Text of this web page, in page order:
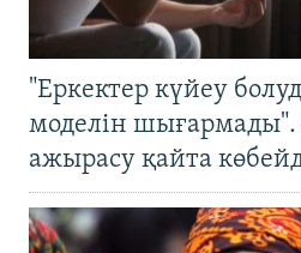
"Еркектер күйеу
моделін шығармады".
ажырасу қайта